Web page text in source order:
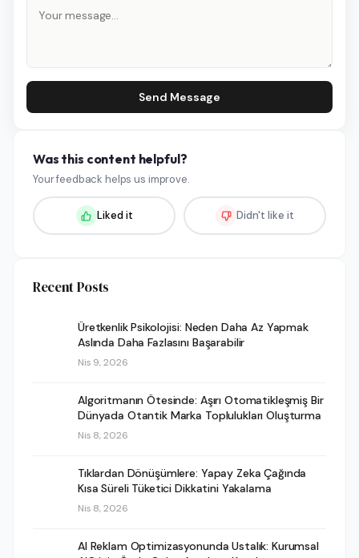
Send Message
Was this content helpful?
Your feedback helps us improve.
Liked it Didn't like it
Recent Posts
Üretkenlik Psikolojisi: Neden Daha Az Yapmak
Aslında Daha Fazlasını Başarabilir
Nis 9, 2026
Algoritmanın Ötesinde: Aşırı Otomatikleşmiş Bir
Dünyada Otantik Marka Toplulukları Oluşturma
Nis 8, 2026
Tıklardan Dönüşümlere: Yapay Zeka Çağında
Kısa Süreli Tüketici Dikkatini Yakalama
Nis 8, 2026
AI Reklam Optimizasyonunda Ustalık: Kurumsal